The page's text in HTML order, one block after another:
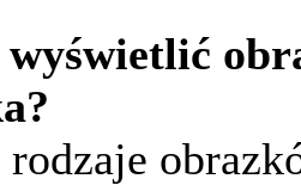
wyświetlić